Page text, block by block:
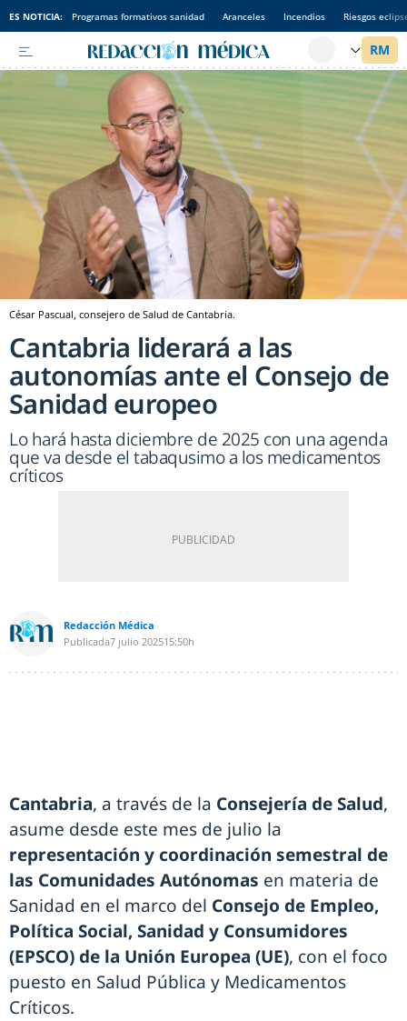
ES NOTICIA: Programas formativos sanidad Aranceles Incendios Riesgos
César Pascual, consejero de Salud de Cantabria.
Cantabria liderará a las
autonomías ante el Consejo de
Sanidad europeo
Lo hará hasta diciembre de 2025 con una agenda
que va desde el tabaqusimo a los medicamentos
críticos
Redacción Médica
Publicada7 julio 202515:50h
Cantabria, a través de la Consejería de Salud,
asume desde este mes de julio la
representación y coordinación semestral de
las Comunidades Autónomas en materia de
Sanidad en el marco del Consejo de Empleo,
Política Social, Sanidad y Consumidores
(EPSCO) de la Unión Europea (UE), con el foco
puesto en Salud Pública y Medicamentos
Críticos.